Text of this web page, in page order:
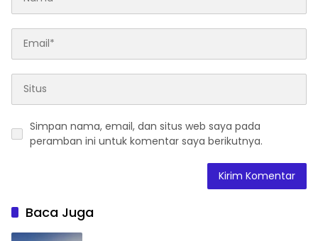
Simpan nama, email, dan situs web saya pada
peramban ini untuk komentar saya berikutnya.
Baca Juga